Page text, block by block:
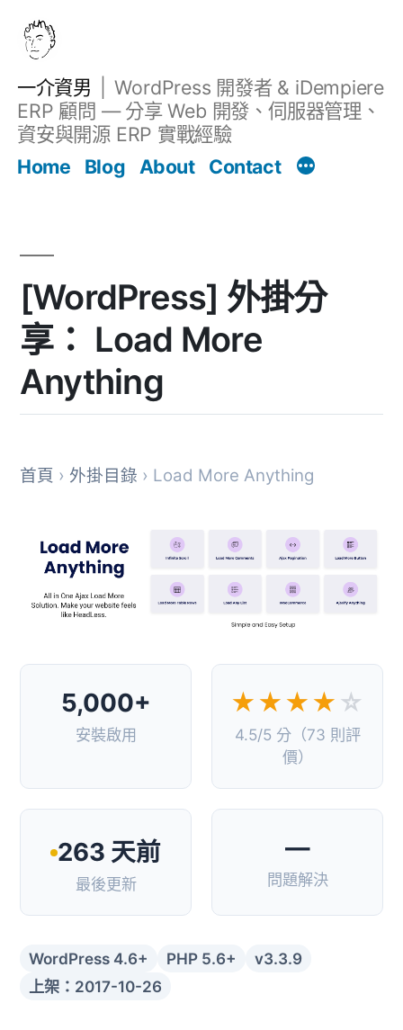
一介資男
WordPress 開發者 & iDempiere
ERP 顧問 — 分享 Web 開發、伺服器管理、
資安與開源 ERP 實戰經驗
Home
Blog About Contact
[WordPress] 外掛分
享： Load More
Anything
首頁 › 外掛目錄 › Load More Anything
5,000+
安裝啟用
★★★★ ☆
4.5/5 分（73 則評
價）
263 天前
最後更新
—
問題解決
WordPress 4.6+ PHP 5.6+
v3.3.9
上架：2017-10-26
文章